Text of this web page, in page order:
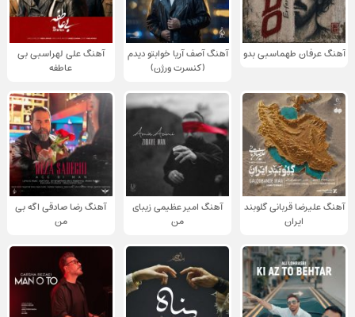
آهنگ عرفان طهماسبی بدو
آهنگ آصف آریا خوابتو دیدم
(کنسرت ورژن)
آهنگ علی لهراسبی بی
عاطفه
آهنگ علیرضا قربانی گلوبند
ایران
آهنگ امیر عظیمی زیبای
من
آهنگ رضا صادقی اگه بی
من